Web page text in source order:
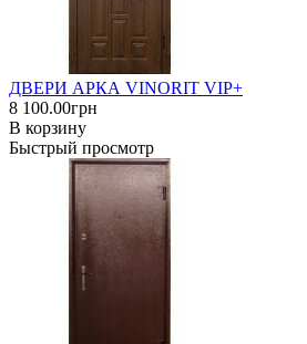
ДВЕРИ АРКА VINORIT VIP+
8 100.00грн
В корзину
Быстрый просмотр